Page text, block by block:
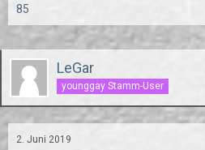
85
LeGar
younggay Stamm-User
2. Juni 2019